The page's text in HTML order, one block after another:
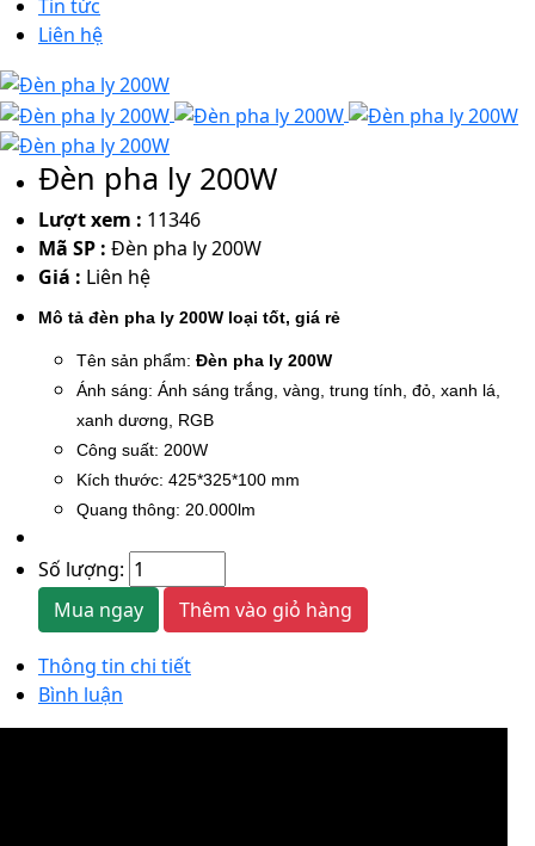
Tin tức
Liên hệ
Đèn pha ly 200W
Lượt xem : 11346
Mã SP : Đèn pha ly 200W
Giá : Liên hệ
Mô tả đèn pha ly 200W loại tốt, giá rẻ
Tên sản phẩm: Đèn pha ly 200W
Ánh sáng: Ánh sáng trắng, vàng, trung tính, đỏ, xanh lá,
xanh dương, RGB
Công suất: 200W
Kích thước: 425*325*100 mm
Quang thông: 20.000lm
Số lượng:
Mua ngay
Thêm vào giỏ hàng
Thông tin chi tiết
Bình luận